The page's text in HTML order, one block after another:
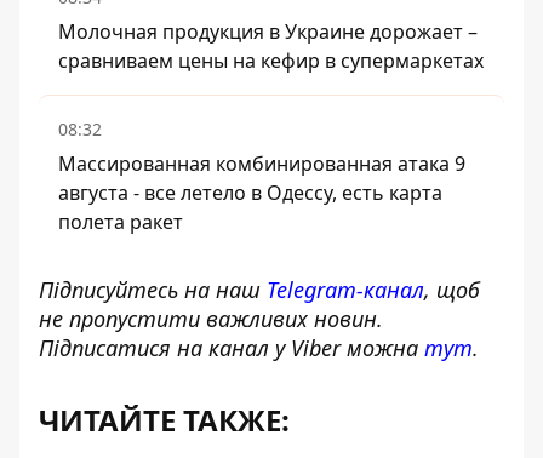
Молочная продукция в Украине дорожает –
сравниваем цены на кефир в супермаркетах
08:32
Массированная комбинированная атака 9
августа - все летело в Одессу, есть карта
полета ракет
Підписуйтесь на наш Telegram-канал, щоб
не пропустити важливих новин.
Підписатися на канал у Viber можна тут.
ЧИТАЙТЕ ТАКЖЕ: